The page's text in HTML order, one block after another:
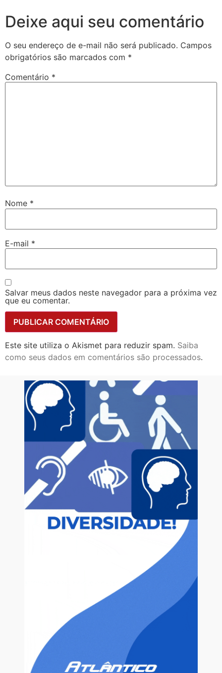
Deixe aqui seu comentário
O seu endereço de e-mail não será publicado. Campos
obrigatórios são marcados com *
Comentário *
Nome *
E-mail *
Salvar meus dados neste navegador para a próxima vez
que eu comentar.
Este site utiliza o Akismet para reduzir spam. Saiba
como seus dados em comentários são processados.